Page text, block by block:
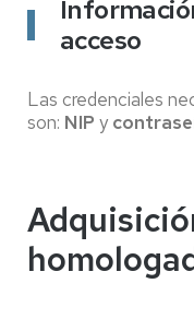
acceso
Las credenciales
son: NIP y